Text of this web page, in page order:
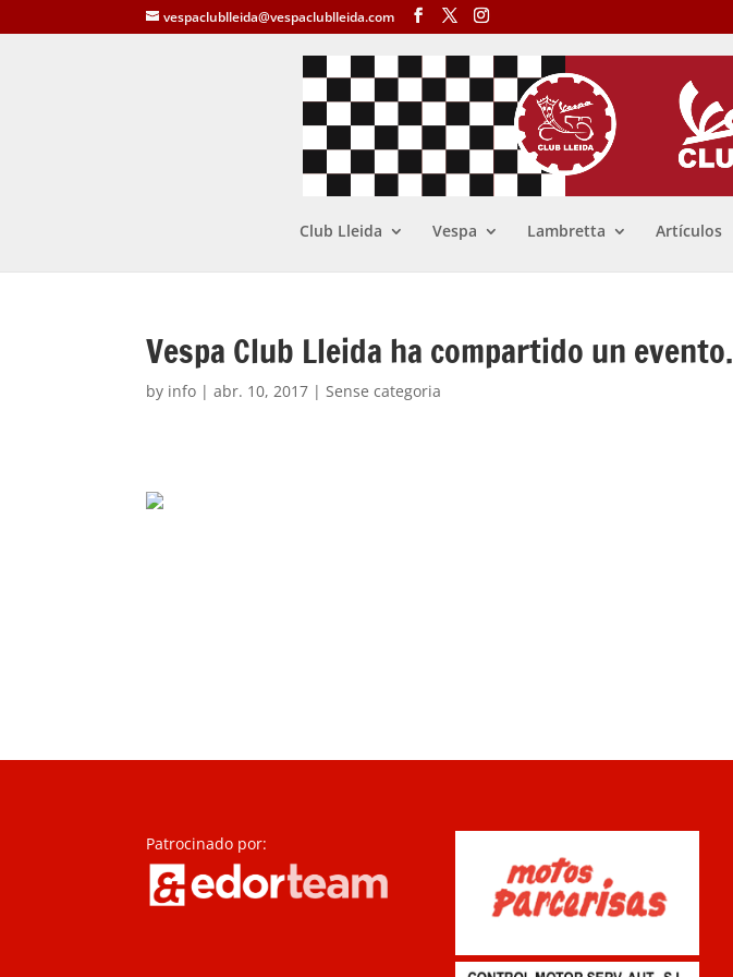
vespaclublleida@vespaclublleida.com
Club Lleida Vespa Lambretta Artículos
Vespa Club Lleida ha compartido un evento.
by info |abr. 10, 2017 | Sense categoria
Patrocinado por: